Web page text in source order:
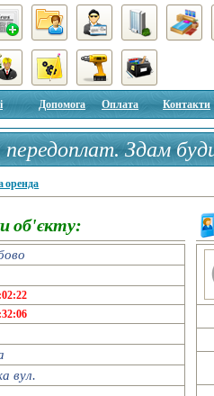
Допомога Оплата Контакти
передоплат. Здам
ремонт,
оренда
об'єкту:
вул.